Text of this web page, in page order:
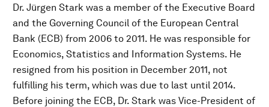
Dr. Jürgen Stark was a member of the Executive Board
and the Governing Council of the European Central
Bank (ECB) from 2006 to 2011. He was responsible for
Economics, Statistics and Information Systems. He
resigned from his position in December 2011, not
fulfilling his term, which was due to last until 2014.
Before joining the ECB, Dr. Stark was Vice-President of